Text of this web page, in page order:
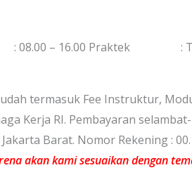
Praktek : Training
termasuk Fee Instruktur,
Kerja RI. Pembayaran
Barat. Nomor Rekening :
akan kami sesuaikan dengan